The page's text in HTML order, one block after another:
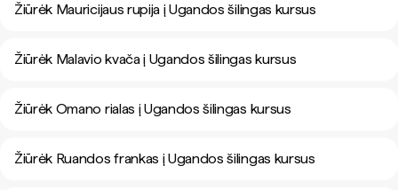
Žiūrėk Mauricijaus rupija į Ugandos šilingas kursus
Žiūrėk Malavio kvača į Ugandos šilingas kursus
Žiūrėk Omano rialas į Ugandos šilingas kursus
Žiūrėk Ruandos frankas į Ugandos šilingas kursus